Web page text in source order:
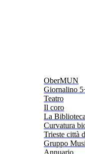
OberMUN
Giornalino
Teatro
Il coro
La Biblioteca
Curvatura
Trieste città
Gruppo